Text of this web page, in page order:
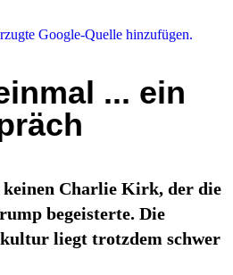
Google-Quelle hinzufügen.
... ein
Charlie Kirk, der die
begeisterte. Die
liegt trotzdem schwer